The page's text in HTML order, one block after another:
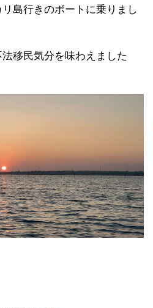
島行きのボートに乗りまし
移民気分を味わえました